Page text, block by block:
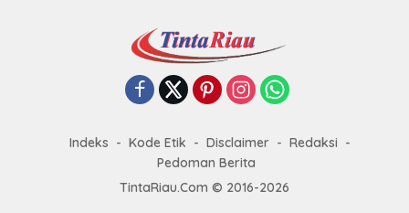
Indeks Kode Etik Disclaimer
Redaksi
Pedoman Berita
TintaRiau.Com © 2016-2026